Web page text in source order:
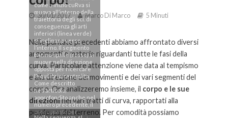
30/01/2017 Marco Di Marco 5 Minuti
Nelle puntate precedenti abbiamo affrontato diversi
argomenti e materie riguardanti tutte le fasi della
curva. Particolare attenzione viene data al tempismo
e alla direzione dei movimenti e dei vari segmenti del
corpo. Ora analizzeremo insieme, il corpo e le sue
direzioninei vari tratti di curva, rapportati alla
pendenza del terreno. Per comodità possiamo
come a inizio cuRva si
muova all’interno della
traiettoria degli sci. di
conseguenza gli arti
inferiori (linea verde)
si inclinano verso
l’interno. Il segmento
bacino/spalle (rosso) si
muove nella direzione
opposta per ricercare
l’equilibrio/centralità.
Come descritto
nell’articolo,
approfondito anche nel
numero precedente, il
presupposto per